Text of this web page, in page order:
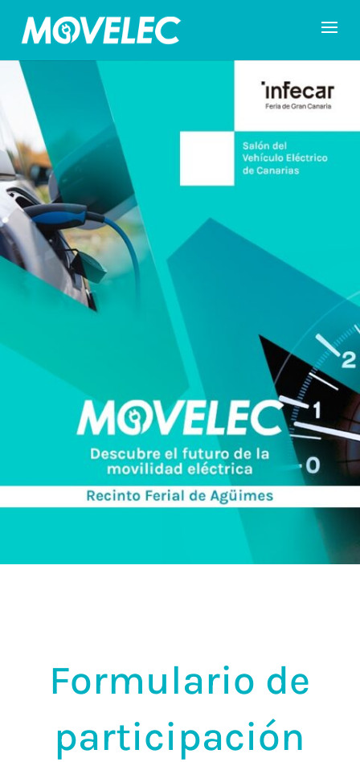
Formulario de
participación